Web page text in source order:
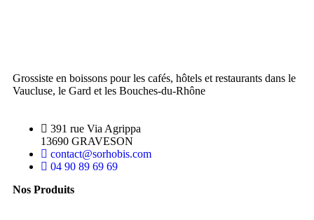
Grossiste en boissons pour les cafés, hôtels et restaurants dans le
Vaucluse, le Gard et les Bouches-du-Rhône
391 rue Via Agrippa
13690 GRAVESON
contact@sorhobis.com
04 90 89 69 69
Nos Produits